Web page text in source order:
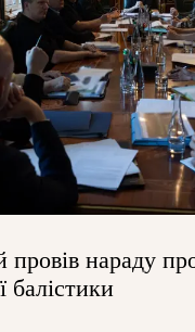
провів нараду
балістики